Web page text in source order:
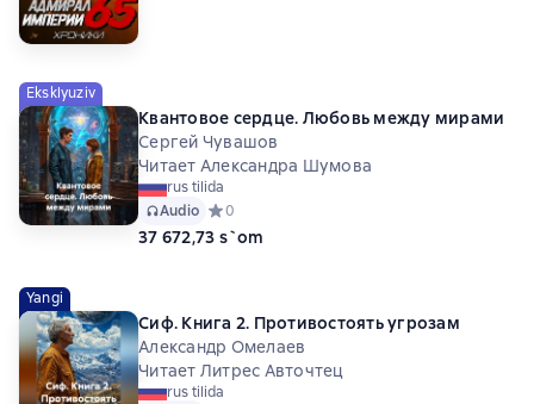
Eksklyuziv
Квантовое сердце. Любовь между мирами
Сергей Чувашов
Читает Александра Шумова
rus tilida
Audio Средний рейтинг 0 на основе 0 оценок
0
37 672,73 s`om
Yangi
Сиф. Книга 2. Противостоять угрозам
Александр Омелаев
Читает Литрес Авточтец
rus tilida